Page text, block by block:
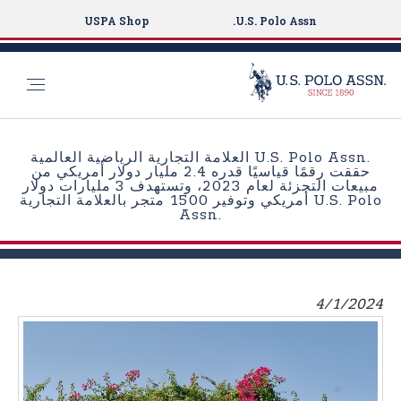
m
U.S. Polo Assn.
USPA Shop
العلامة التجارية الرياضية العالمية U.S. Polo Assn.
حققت رقمًا قياسيًا قدره 2.4 مليار دولار أمريكي من
مبيعات التجزئة لعام 2023، وتستهدف 3 مليارات دولار
أمريكي وتوفير 1500 متجر بالعلامة التجارية U.S. Polo
Assn.‎
4/1/2024